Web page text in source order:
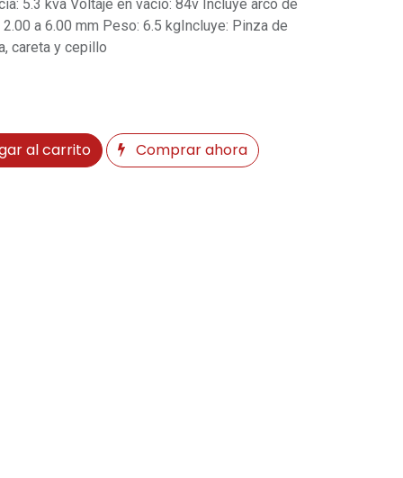
5.3 kva Voltaje en vacio: 84v Incluye arco de
a 6.00 mm Peso: 6.5 kgIncluye: Pinza de
careta y cepillo
al carrito Comprar ahora